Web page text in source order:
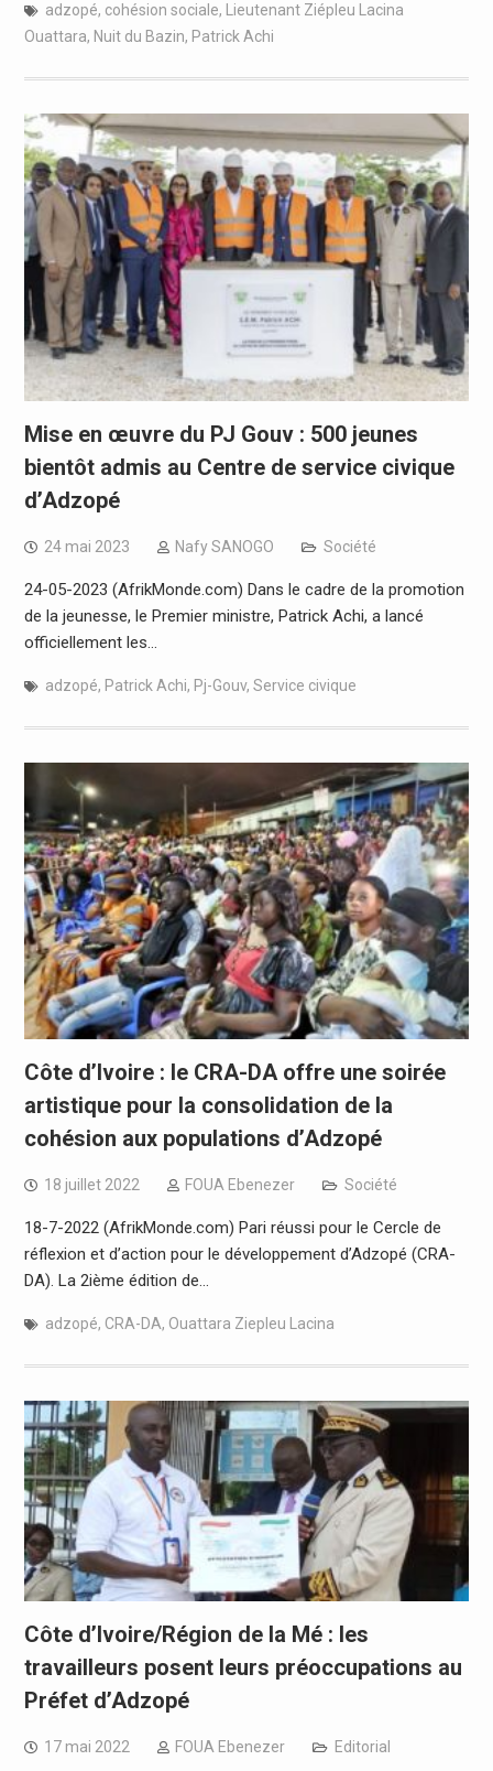
adzopé, cohésion sociale, Lieutenant Ziépleu Lacina
Ouattara, Nuit du Bazin, Patrick Achi
Mise en œuvre du PJ Gouv : 500 jeunes
bientôt admis au Centre de service civique
d’Adzopé
24 mai 2023 Nafy SANOGO Société
24-05-2023 (AfrikMonde.com) Dans le cadre de la promotion
de la jeunesse, le Premier ministre, Patrick Achi, a lancé
officiellement les…
adzopé, Patrick Achi, Pj-Gouv, Service civique
Côte d’Ivoire : le CRA-DA offre une soirée
artistique pour la consolidation de la
cohésion aux populations d’Adzopé
18 juillet 2022 FOUA Ebenezer Société
18-7-2022 (AfrikMonde.com) Pari réussi pour le Cercle de
réflexion et d’action pour le développement d’Adzopé (CRA-
DA). La 2ième édition de…
adzopé, CRA-DA, Ouattara Ziepleu Lacina
Côte d’Ivoire/Région de la Mé : les
travailleurs posent leurs préoccupations au
Préfet d’Adzopé
17 mai 2022 FOUA Ebenezer Editorial